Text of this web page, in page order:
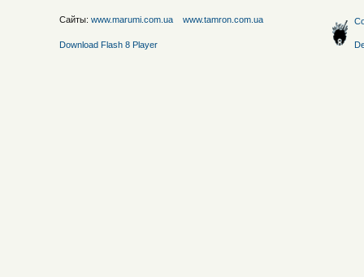
Сайты: www.marumi.com.ua www.tamron.com.ua
Download Flash 8 Player